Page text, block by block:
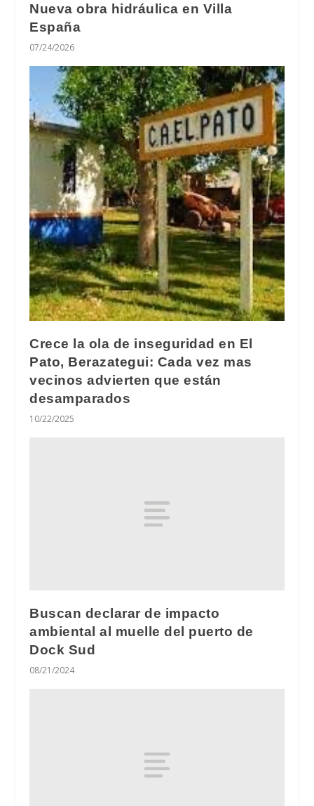
Nueva obra hidráulica en Villa
España
07/24/2026
Crece la ola de inseguridad en El
Pato, Berazategui: Cada vez mas
vecinos advierten que están
desamparados
10/22/2025
Buscan declarar de impacto
ambiental al muelle del puerto de
Dock Sud
08/21/2024